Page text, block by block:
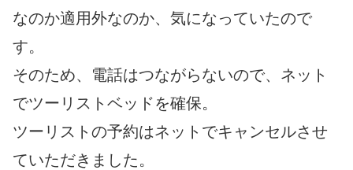
なのか適用外なのか、気になっていたので
す。
そのため、電話はつながらないので、ネット
でツーリストベッドを確保。
ツーリストの予約はネットでキャンセルさせ
ていただきました。